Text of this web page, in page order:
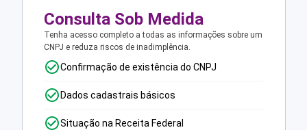
Consulta Sob Medida
Tenha acesso completo a todas as informações sobre um
CNPJ e reduza riscos de inadimplência.
Confirmação de existência do CNPJ
Dados cadastrais básicos
Situação na Receita Federal